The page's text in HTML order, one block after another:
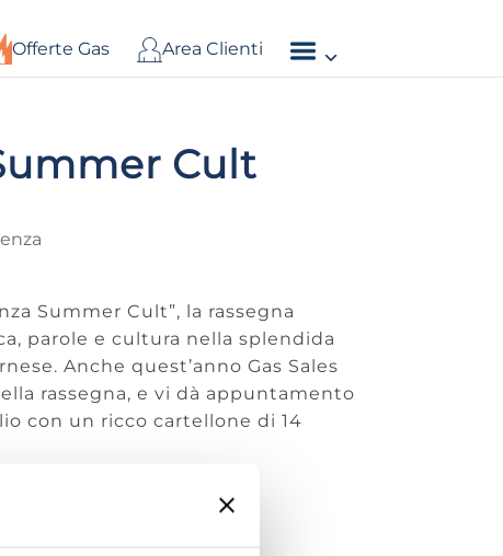
Offerte Gas Area Clienti
Cult
Summer Cult”, la rassegna
parole e cultura nella splendida
Anche quest’anno Gas Sales
rassegna, e vi dà appuntamento
con un ricco cartellone di 14